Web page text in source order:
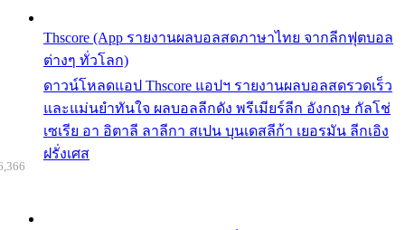
Thscore (App รายงานผลบอลสดภาษาไทย จากลีกฟุตบอล
ต่างๆ ทั่วโลก)
ดาวน์โหลดแอป Thscore แอปฯ รายงานผลบอลสดรวดเร็ว
และแม่นยำทันใจ ผลบอลลีกดัง พรีเมียร์ลีก อังกฤษ กัลโช่
เซเรีย อา อิตาลี ลาลีกา สเปน บุนเดสลีก้า เยอรมัน ลีกเอิง
ฝรั่งเศส